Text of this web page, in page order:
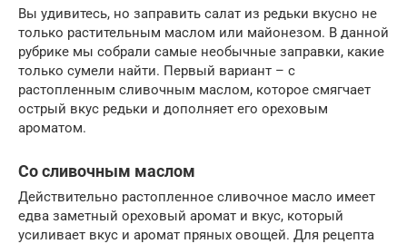
Вы удивитесь, но заправить салат из редьки вкусно не
только растительным маслом или майонезом. В данной
рубрике мы собрали самые необычные заправки, какие
только сумели найти. Первый вариант – с
растопленным сливочным маслом, которое смягчает
острый вкус редьки и дополняет его ореховым
ароматом.
Со сливочным маслом
Действительно растопленное сливочное масло имеет
едва заметный ореховый аромат и вкус, который
усиливает вкус и аромат пряных овощей. Для рецепта